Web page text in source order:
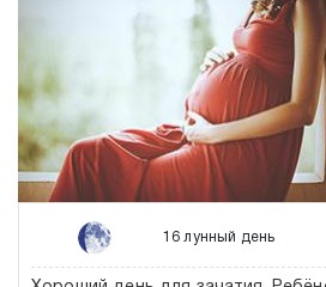
16 лунный день